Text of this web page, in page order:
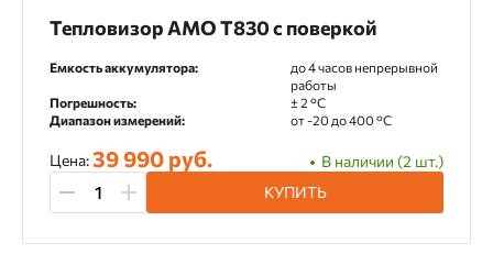
Тепловизор AMO T830 с поверкой
Емкость аккумулятора:
до 4 часов непрерывной
работы
Погрешность:
± 2 °C
Диапазон измерений:
от -20 до 400 °С
Цена:39 990 руб.
В наличии (2 шт.)
КУПИТЬ